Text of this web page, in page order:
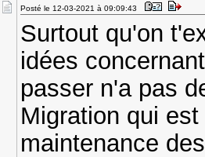
Posté le 12-03-2021 à 09:09:43
Surtout qu'on
idées
passer n'a pas
Migration qui
maintenance